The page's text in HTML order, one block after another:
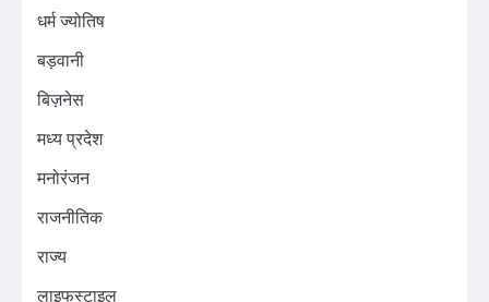
धर्म ज्योतिष
बड़वानी
बिज़नेस
मध्य प्रदेश
मनोरंजन
राजनीतिक
राज्य
लाइफस्टाइल